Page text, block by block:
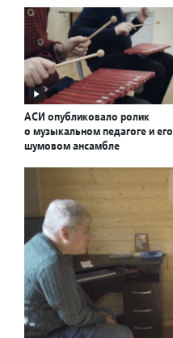
АСИ опубликовало ролик
о музыкальном педагоге и его
шумовом ансамбле